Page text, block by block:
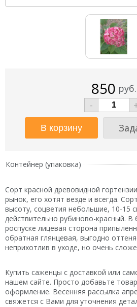
850 руб.
-
Контейнер (упаковка)
Сорт красной древовидной
рынок, его хотят везде и всегда.
высоту, соцветия небольшие, 10-15
действительно рубиново-красный. В
роспуске лицевая сторона
обратная глянцевая, выгодно
неприхотлив в уходе, но очень
Купить саженцы с доставкой или
нашем сайте. Просто добавьте
оформление. Весенняя рассылка
свяжется с Вами для уточнения